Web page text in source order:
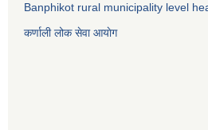
Banphikot rural municipality level
कर्णाली लोक सेवा आयाेग